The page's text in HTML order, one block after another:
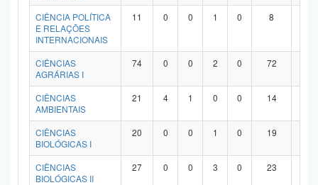
CIÊNCIA POLÍTICA
E RELAÇÕES
INTERNACIONAIS
11 0 0 1 0 8
CIÊNCIAS
AGRÁRIAS I
74 0 0 2 0 72
CIÊNCIAS
AMBIENTAIS
21 4 1 0 0 14
CIÊNCIAS
BIOLÓGICAS I
20 0 0 1 0 19
CIÊNCIAS
BIOLÓGICAS II
27 0 0 3 0 23